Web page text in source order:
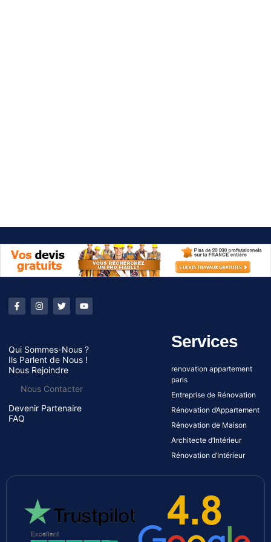
Qui Sommes-Nous ?
Ils Parlent de Nous !
Nous Rejoindre
Nous Contacter
Devenir Partenaire
FAQ
Services
renovation appartement
paris
Entreprise de Rénovation
Rénovation d’Appartement
Rénovation de Maison
Architecte d’Intérieur
Rénovation d’Intérieur